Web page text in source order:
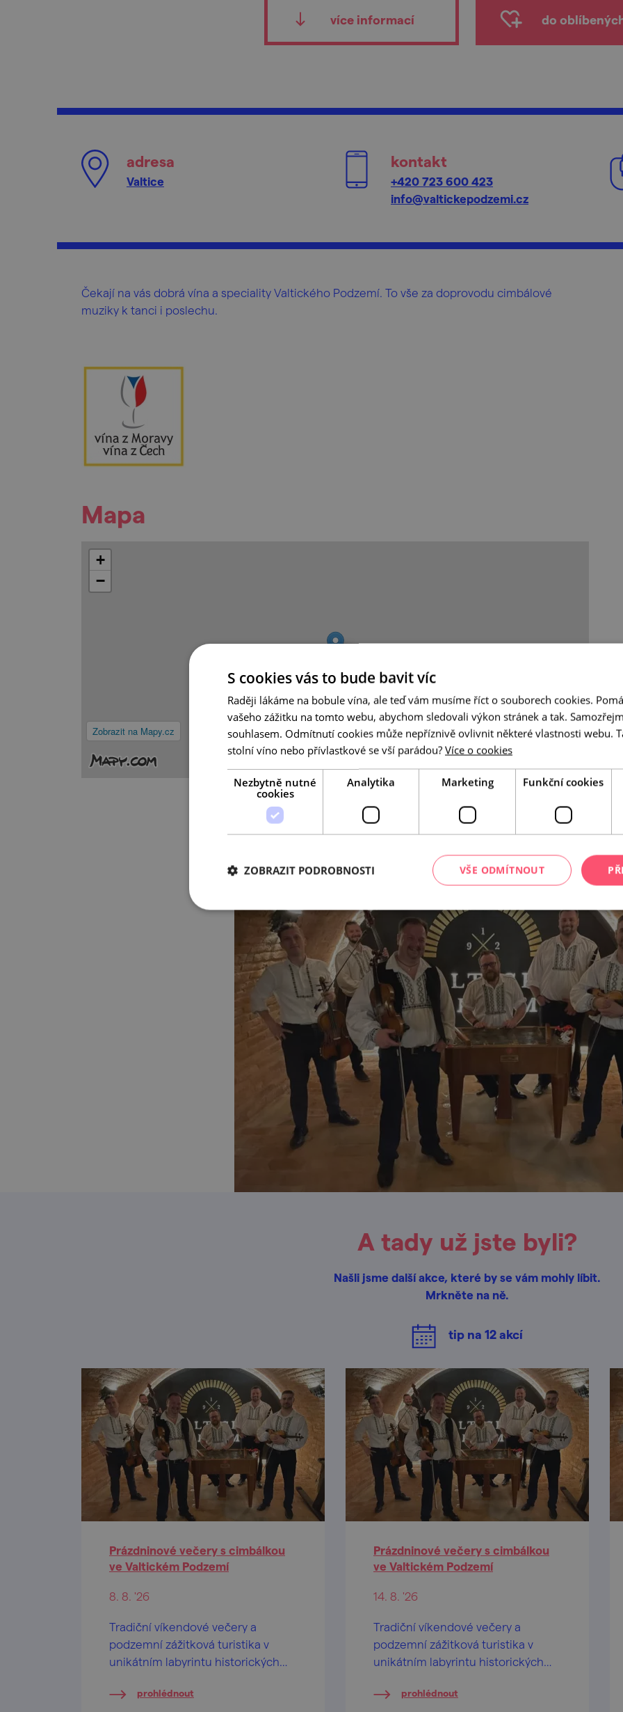
více informací do
adresa
Valtice
kontakt
+420 723 600 423
info@valtickepodzemi.cz
Čekají na vás dobrá vína a speciality Valtického Podzemí. To vše za doprovodu cimbálové
muziky k tanci i poslechu.
Mapa
Zobrazit na Mapy.cz
+
−
Leaflet|© Seznam.cz a.s. a další
A tady už jste byli?
Našli jsme další akce, které by se vám mohly líbit.
Mrkněte na ně.
tip na 12akcí
Prázdninové večery s cimbálkou
ve Valtickém Podzemí
8. 8. '26
Tradiční víkendové večery a
podzemní zážitková turistika v
unikátním labyrintu historických
prohlédnout
Prázdninové večery s cimbálkou
ve Valtickém Podzemí
14. 8. '26
Tradiční víkendové večery a
podzemní zážitková turistika v
unikátním labyrintu historických
prohlédnout
S cookies vás to bude bavit víc
Raději lákáme na bobule vína, ale teď vám musíme říct o souborech cookies.
vašeho zážitku na tomto webu, abychom sledovali výkon stránek a tak.
souhlasem. Odmítnutí cookies může nepříznivě ovlivnit některé vlastnosti webu.
stolní víno nebo přívlastkové se vší parádou? Více o cookies
Nezbytně nutné
cookies
Analytika Marketing Funkční cookies
VŠE ODMÍTNOUT
ZOBRAZIT PODROBNOSTI